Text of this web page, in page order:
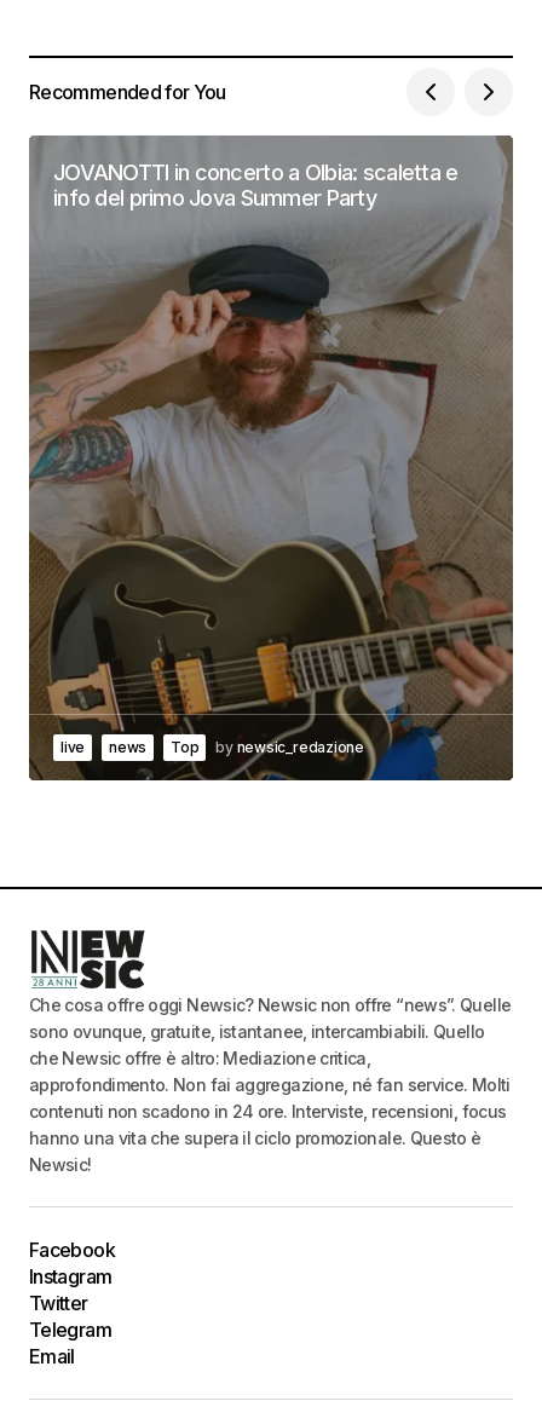
Recommended for You
JOVANOTTI in concerto a Olbia: scaletta e
info del primo Jova Summer Party
live news Top by newsic_redazione
Che cosa offre oggi Newsic? Newsic non offre “news”. Quelle
sono ovunque, gratuite, istantanee, intercambiabili. Quello
che Newsic offre è altro: Mediazione critica,
approfondimento. Non fai aggregazione, né fan service. Molti
contenuti non scadono in 24 ore. Interviste, recensioni, focus
hanno una vita che supera il ciclo promozionale. Questo è
Newsic!
Facebook
Instagram
Twitter
Telegram
Email